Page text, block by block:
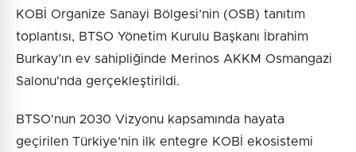
KOBİ Organize Sanayi Bölgesi’nin (OSB) tanıtım
toplantısı, BTSO Yönetim Kurulu Başkanı İbrahim
Burkay’ın ev sahipliğinde Merinos AKKM Osmangazi
Salonu'nda gerçekleştirildi.
BTSO'nun 2030 Vizyonu kapsamında hayata
geçirilen Türkiye’nin ilk entegre KOBİ ekosistemi